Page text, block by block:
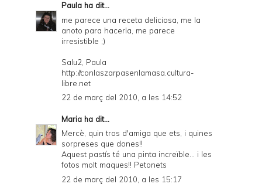
Paula ha dit...
me parece una receta deliciosa, me la
anoto para hacerla, me parece
irresistible ;)
Salu2, Paula
http://conlaszarpasenlamasa.cultura-
libre.net
22 de març del 2010, a les 14:52
Maria ha dit...
Mercè, quin tros d'amiga que ets, i quines
sorpreses que dones!!
Aquest pastís té una pinta increïble... i les
fotos molt maques!! Petonets
22 de març del 2010, a les 15:17